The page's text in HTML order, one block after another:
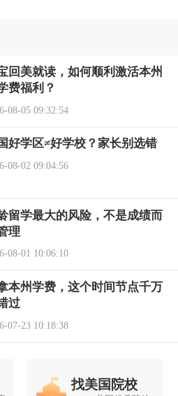
回美就读，如何顺利激活本州
费福利？
08-05 09:32:54
好学区≠好学校？家长别选错
08-02 09:04:56
留学最大的风险，不是成绩而
理
08-01 10:06:10
本州学费，这个时间节点千万
过
07-23 10:18:38
找美国院校